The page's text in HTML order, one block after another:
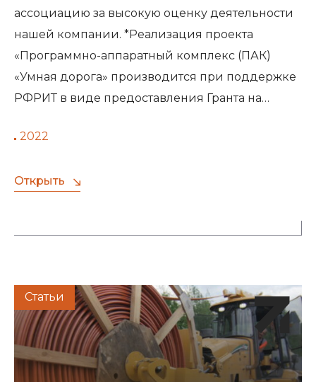
ассоциацию за высокую оценку деятельности
нашей компании. *Реализация проекта
«Программно-аппаратный комплекс (ПАК)
«Умная дорога» производится при поддержке
РФРИТ в виде предоставления Гранта на…
2022
Открыть
Статьи